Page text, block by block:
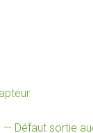
— Défaut sortie